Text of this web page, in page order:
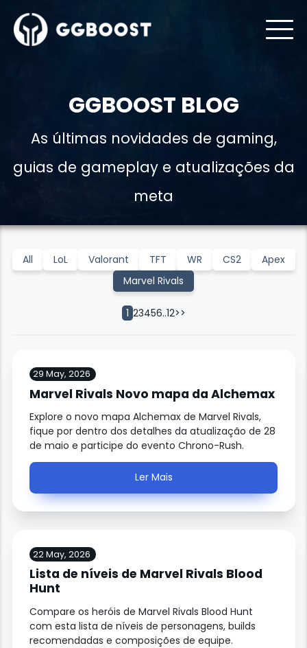
GGBOOST BLOG
As últimas novidades de gaming,
guias de gameplay e atualizações da
meta
All LoL Valorant TFT WR CS2
Apex
Marvel Rivals
1 23456..12>>
29 May, 2026
Marvel Rivals Novo mapa da Alchemax
Explore o novo mapa Alchemax de Marvel Rivals,
fique por dentro dos detalhes da atualização de 28
de maio e participe do evento Chrono-Rush.
Ler Mais
22 May, 2026
Lista de níveis de Marvel Rivals Blood
Hunt
Compare os heróis de Marvel Rivals Blood Hunt
com esta lista de níveis de personagens, builds
recomendadas e composições de equipe.